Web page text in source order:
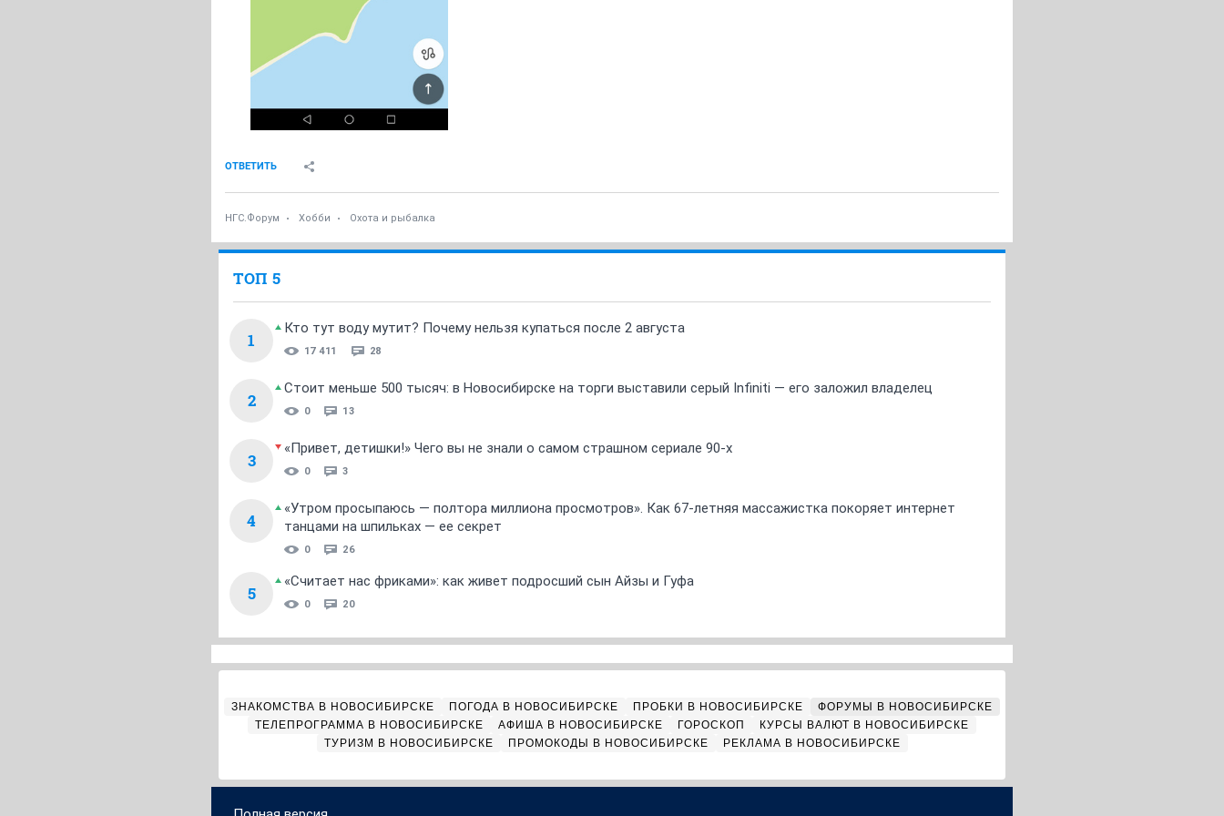
ОТВЕТИТЬ
НГС.Форум Хобби Охота и рыбалка
ТОП 5
1
Кто тут воду мутит? Почему нельзя купаться после 2 августа
17 411 28
2
Стоит меньше 500 тысяч: в Новосибирске на торги выставили серый Infiniti — его заложил владелец
0 13
3
«Привет, детишки!» Чего вы не знали о самом страшном сериале 90-х
0 3
4
«Утром просыпаюсь — полтора миллиона просмотров». Как 67-летняя массажистка покоряет интернет
танцами на шпильках — ее секрет
0 26
5
«Считает нас фриками»: как живет подросший сын Айзы и Гуфа
0 20
ЗНАКОМСТВА В НОВОСИБИРСКЕ ПОГОДА В НОВОСИБИРСКЕ ПРОБКИ В НОВОСИБИРСКЕ
ФОРУМЫ В НОВОСИБИРСКЕ
ТЕЛЕПРОГРАММА В НОВОСИБИРСКЕ
АФИША В НОВОСИБИРСКЕ ГОРОСКОП
КУРСЫ ВАЛЮТ В НОВОСИБИРСКЕ
ТУРИЗМ В НОВОСИБИРСКЕ
ПРОМОКОДЫ В НОВОСИБИРСКЕ РЕКЛАМА В НОВОСИБИРСКЕ